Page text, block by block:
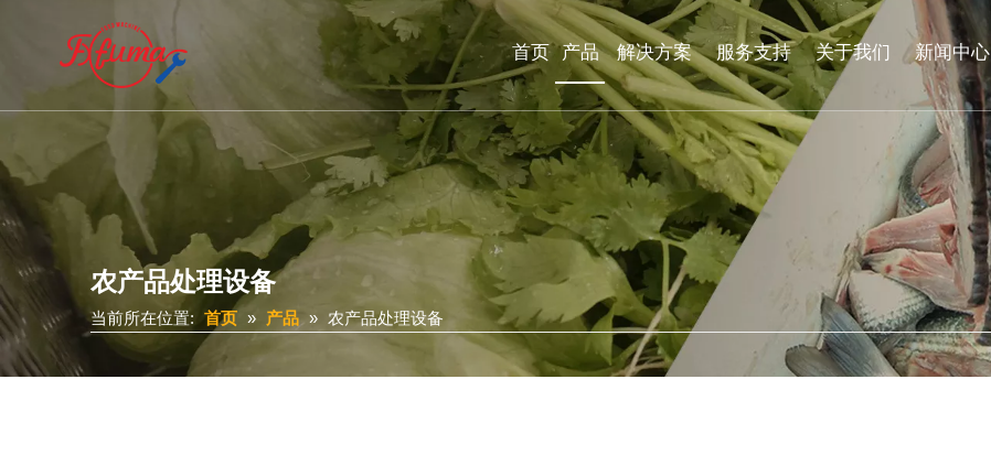
首页 产品 解决方案 服务支持 关于我们 新闻中心
农产品处理设备
当前所在位置: 首页 » 产品 » 农产品处理设备